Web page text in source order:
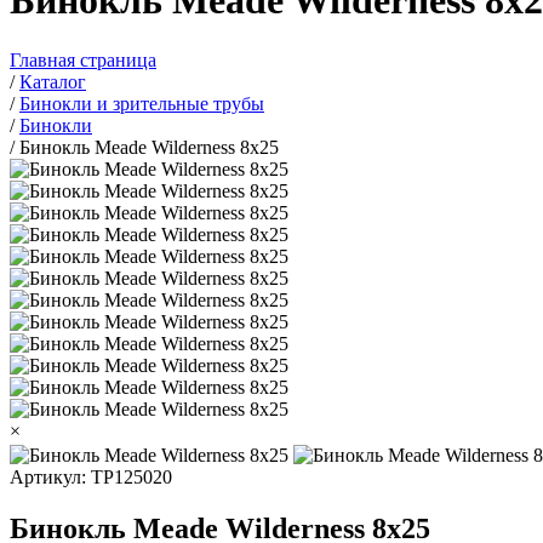
Главная страница
/Каталог
/Бинокли и зрительные трубы
/Бинокли
/Бинокль Meade Wilderness 8x25
×
Артикул: TP125020
Бинокль Meade Wilderness 8x25